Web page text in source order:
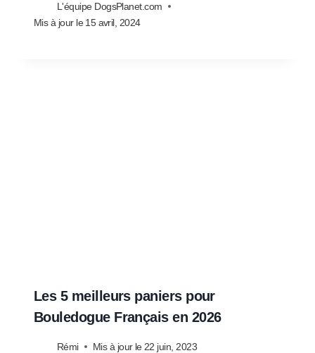
L'équipe DogsPlanet.com
Mis à jour le 15 avril, 2024
Les 5 meilleurs paniers pour
Bouledogue Français en 2026
Rémi Mis à jour le 22 juin, 2023